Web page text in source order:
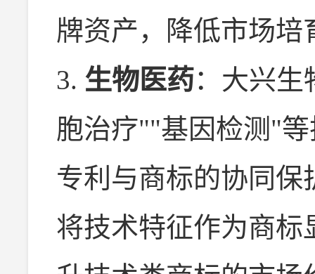
牌资产，降低市场培
3. 生物医药：大兴
胞治疗""基因检测"
专利与商标的协同保
将技术特征作为商标